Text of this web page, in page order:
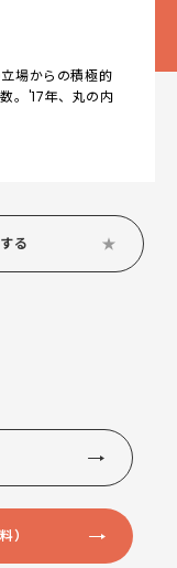
場からの積極的
。'17年、丸の内
る
）